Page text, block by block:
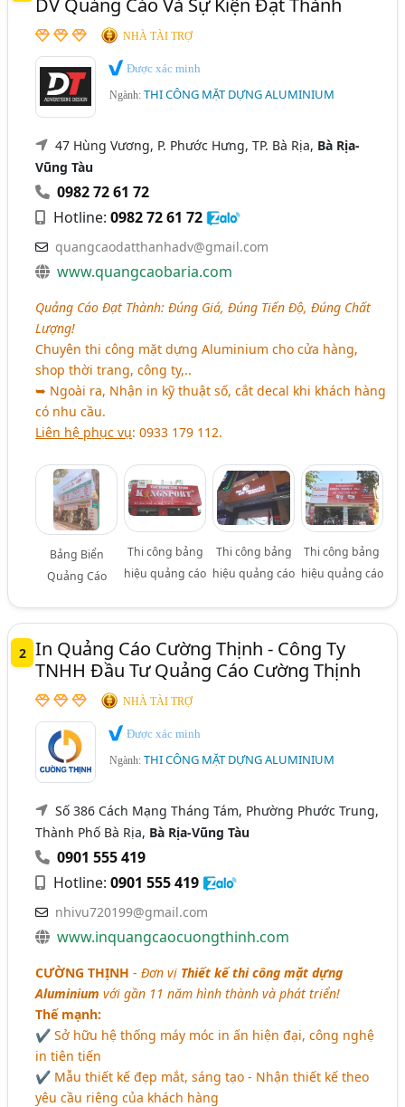
Thiết Kế Cảnh Quan (Khu Đô Thị, Công Viên, Khu Du
Lịch,.) (373)
Tấm Ốp Nhôm Nhựa, Tấm Aluminium (141)
Cà Mau
Gia Lai Kiên Giang
Ninh Bình
Ninh Thuận
Tây Ninh
Tiền Giang
NHÀ TÀI TRỢ
Được xác minh
Ngành:THI CÔNG MẶT DỰNG ALUMINIUM
47 Hùng Vương, P. Phước Hưng, TP. Bà Rịa, Bà Rịa-
Vũng Tàu
0982 72 61 72
Hotline:0982 72 61 72
quangcaodatthanhadv@gmail.com
www.quangcaobaria.com
Quảng Cáo Đạt Thành: Đúng Giá, Đúng Tiến Độ, Đúng Chất
Lượng!
Chuyên thi công mặt dựng Aluminium cho cửa hàng,
shop thời trang, công ty,..
➥ Ngoài ra, Nhận in kỹ thuật số, cắt decal khi khách hàng
có nhu cầu.
Liên hệ phục vụ: 0933 179 112.
Bảng Biển
Quảng Cáo
Thi công bảng
hiệu quảng cáo
Thi công bảng
hiệu quảng cáo
Thi công bảng
hiệu quảng cáo
2 In Quảng Cáo Cường Thịnh - Công Ty
TNHH Đầu Tư Quảng Cáo Cường Thịnh
NHÀ TÀI TRỢ
Được xác minh
Ngành:THI CÔNG MẶT DỰNG ALUMINIUM
Số 386 Cách Mạng Tháng Tám, Phường Phước Trung,
Thành Phố Bà Rịa, Bà Rịa-Vũng Tàu
0901 555 419
Hotline:0901 555 419
nhivu720199@gmail.com
www.inquangcaocuongthinh.com
CƯỜNG THỊNH -Đơn vị Thiết kế thi công mặt dựng
Aluminiumvới gần 11 năm hình thành và phát triển!
Thế mạnh:
✔ Sở hữu hệ thống máy móc in ấn hiện đại, công nghệ
in tiên tiến
✔ Mẫu thiết kế đẹp mắt, sáng tạo - Nhận thiết kế theo
yêu cầu riêng của khách hàng